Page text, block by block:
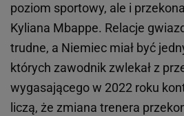
poziom sportowy, ale i
Kyliana Mbappe. Relacje
trudne, a Niemiec miał być
których zawodnik zwlekał z
wygasającego w 2022 roku
liczą, że zmiana trenera